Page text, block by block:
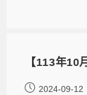
【113年10
2024-09-12